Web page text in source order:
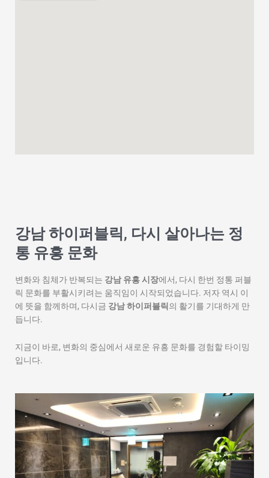
강남 하이퍼블릭, 다시 살아나는 정
통 유흥 문화
변화와 침체가 반복되는 강남 유흥 시장에서, 다시 한번 정통 퍼블
릭 문화를 부활시키려는 움직임이 시작되었습니다. 저자 역시 이
에 뜻을 함께하며, 다시금 강남 하이퍼블릭 의 활기를 기대하게 만
듭니다.
지금이 바로, 변화의 중심에서 새로운 유흥 문화를 경험할 타이밍
입니다.